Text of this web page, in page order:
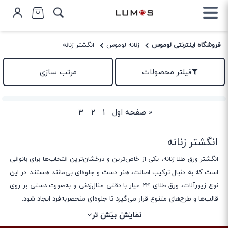
فروشگاه اینترنتی لوموس زنانه لوموس انگشتر زنانه
فیلتر محصولات مرتب سازی
« صفحه اول 1
2
3
انگشتر زنانه
انگشتر ورق طلا زنانه، یکی از خاص‌ترین و درخشان‌ترین انتخاب‌ها برای بانوانی
است که به دنبال ترکیب اصالت، هنر دست و جلوه‌ای بی‌مانند هستند. در این
نوع زیورآلات، ورق طلای ۲۴ عیار با دقتی مثال‌زدنی و به‌صورت دستی بر روی
قالب‌ها و طرح‌های متنوع قرار می‌گیرد تا جلوه‌ای منحصربه‌فرد ایجاد شود.
برخلاف طلاهای معمولی که به‌طور کامل از فلز ساخته می‌شوند، انگشتر ورق
طلا سبکی متفاوت دارد؛ وزن کمتر، امکان طراحی خلاقانه‌تر و درخشش خاص
نمایش کمتر
نمایش بیش تر